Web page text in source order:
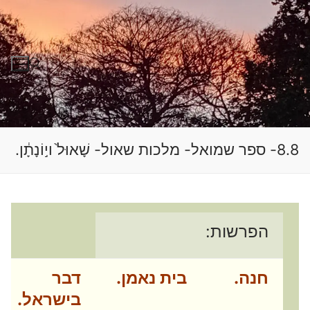
דלג
לתוכן
חפש:
8.8- ספר שמואל- מלכות שאול- שָׁאוּל֙ וי֣וֹנָתָ֔ן.
הפרשות:
חנה. בית נאמן.
דבר
בישראל.